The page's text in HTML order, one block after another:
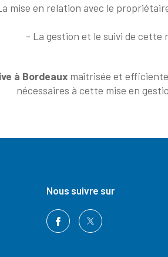
mise en relation avec le
- La gestion et le suivi de cette
à Bordeaux maîtrisée et
nécessaires à cette mise en
nous suivre sur